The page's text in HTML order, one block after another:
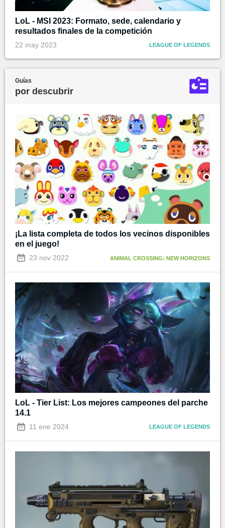
LoL - MSI 2023: Formato, sede, calendario y
resultados finales de la competición
22 may 2023 LEAGUE OF LEGENDS
Guías
por descubrir
¡La lista completa de todos los vecinos disponibles
en el juego!
23 nov 2022 ANIMAL CROSSING: NEW HORIZONS
LoL - Tier List: Los mejores campeones del parche
14.1
11 ene 2024 LEAGUE OF LEGENDS